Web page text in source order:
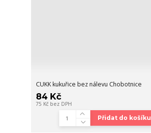
CUKK kukuřice bez nálevu Chobotnice
84 Kč
75 Kč bez DPH
Přidat do košíku